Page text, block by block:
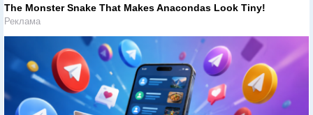
The Monster Snake That Makes Anacondas Look Tiny!
Реклама